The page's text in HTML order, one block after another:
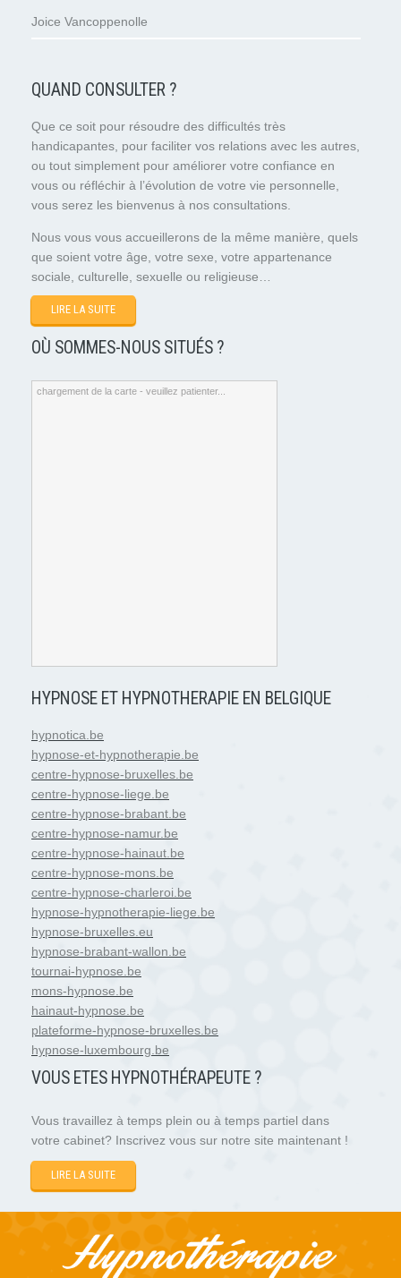
Joice Vancoppenolle
QUAND CONSULTER ?
Que ce soit pour résoudre des difficultés très
handicapantes, pour faciliter vos relations avec les autres,
ou tout simplement pour améliorer votre confiance en
vous ou réfléchir à l’évolution de votre vie personnelle,
vous serez les bienvenus à nos consultations.
Nous vous vous accueillerons de la même manière, quels
que soient votre âge, votre sexe, votre appartenance
sociale, culturelle, sexuelle ou religieuse…
LIRE LA SUITE
OÙ SOMMES-NOUS SITUÉS ?
chargement de la carte - veuillez patienter...
HYPNOSE ET HYPNOTHERAPIE EN BELGIQUE
hypnotica.be
hypnose-et-hypnotherapie.be
centre-hypnose-bruxelles.be
centre-hypnose-liege.be
centre-hypnose-brabant.be
centre-hypnose-namur.be
centre-hypnose-hainaut.be
centre-hypnose-mons.be
centre-hypnose-charleroi.be
hypnose-hypnotherapie-liege.be
hypnose-bruxelles.eu
hypnose-brabant-wallon.be
tournai-hypnose.be
mons-hypnose.be
hainaut-hypnose.be
plateforme-hypnose-bruxelles.be
hypnose-luxembourg.be
VOUS ETES HYPNOTH ÉRAPEUTE ?
Vous travaillez à temps plein ou à temps partiel dans
votre cabinet? Inscrivez vous sur notre site maintenant !
LIRE LA SUITE